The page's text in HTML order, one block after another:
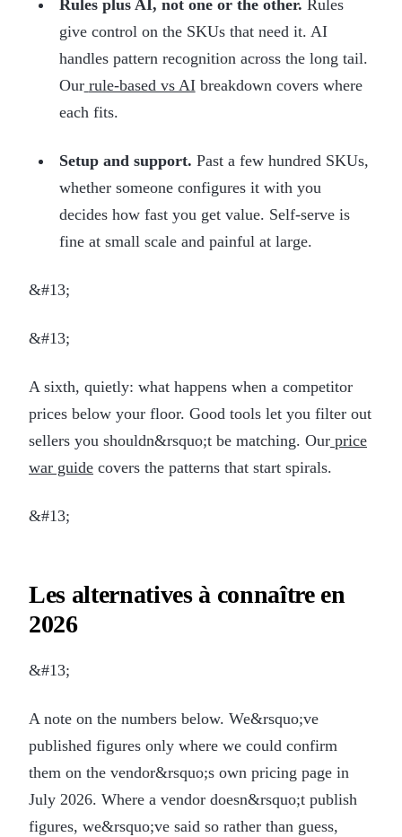
Rules plus AI, not one or the other. Rules
give control on the SKUs that need it. AI
handles pattern recognition across the long tail.
Our rule-based vs AIbreakdown covers where
each fits.
Setup and support. Past a few hundred SKUs,
whether someone configures it with you
decides how fast you get value. Self-serve is
fine at small scale and painful at large.
&#13;
&#13;
A sixth, quietly: what happens when a competitor
prices below your floor. Good tools let you filter out
sellers you shouldn&rsquo;t be matching. Our price
war guide covers the patterns that start spirals.
&#13;
Les alternatives à connaître en
2026
&#13;
A note on the numbers below. We&rsquo;ve
published figures only where we could confirm
them on the vendor&rsquo;s own pricing page in
July 2026. Where a vendor doesn&rsquo;t publish
figures, we&rsquo;ve said so rather than guess,